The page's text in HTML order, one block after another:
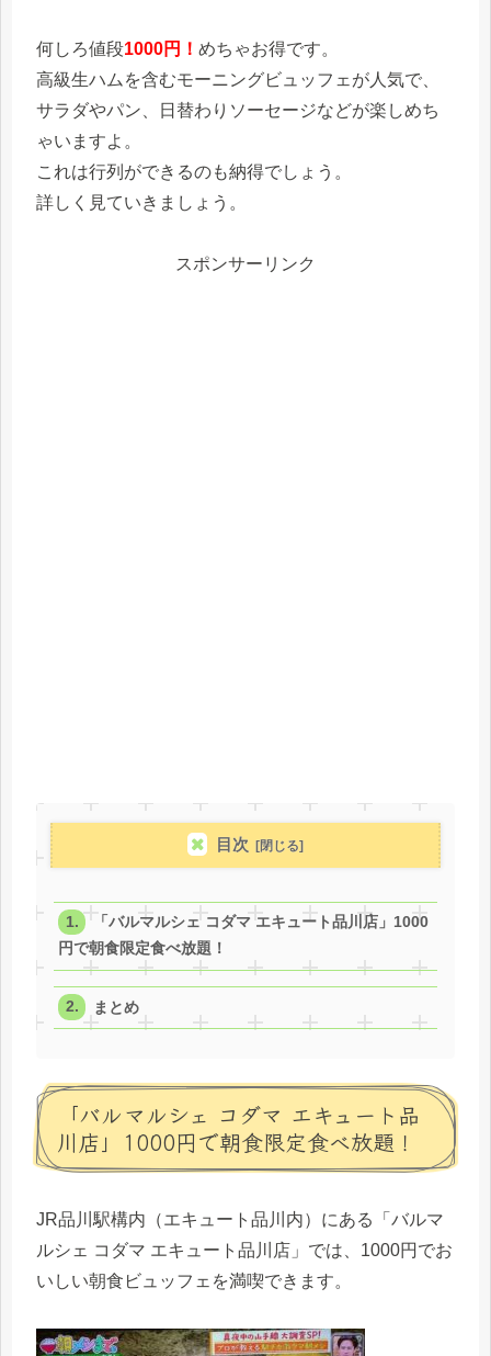
何しろ値段1000円！ めちゃお得です。
高級生ハムを含むモーニングビュッフェが人気で、
サラダやパン、日替わりソーセージなどが楽しめち
ゃいますよ。
これは行列ができるのも納得でしょう。
詳しく見ていきましょう。
スポンサーリンク
目次
「バルマルシェ コダマ エキュート品川店」1000
円で朝食限定食べ放題！
まとめ
「バルマルシェ コダマ エキュート品
川店」1000円で朝食限定食べ放題！
JR品川駅構内（エキュート品川内）にある「バルマ
ルシェ コダマ エキュート品川店」では、1000円でお
いしい朝食ビュッフェを満喫できます。